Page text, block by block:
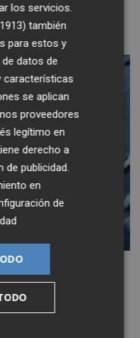
con
y campañas
vía SMS,
de
los servicios.
también
para estos y
datos de
características
se aplican
proveedores
legítimo en
derecho a
de publicidad.
en
de